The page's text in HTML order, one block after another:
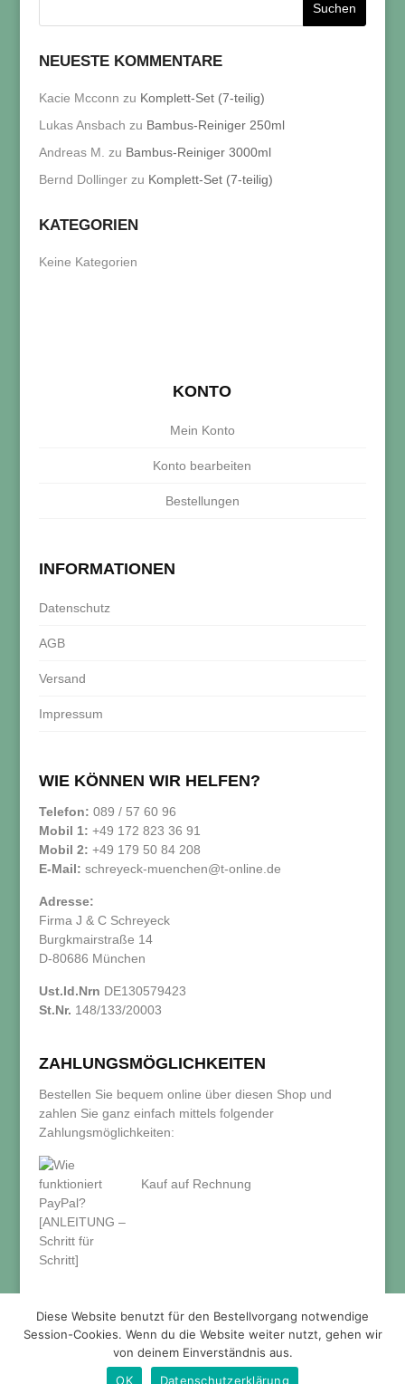
NEUESTE KOMMENTARE
Kacie Mcconn zu Komplett-Set (7-teilig)
Lukas Ansbach zu Bambus-Reiniger 250ml
Andreas M.
zu Bambus-Reiniger 3000ml
Bernd Dollingerzu Komplett-Set (7-teilig)
KATEGORIEN
Keine Kategorien
KONTO
Mein Konto
Konto bearbeiten
Bestellungen
INFORMATIONEN
Datenschutz
AGB
Versand
Impressum
WIE KÖNNEN WIR HELFEN?
Telefon: 089 / 57 60 96
Mobil 1: +49 172 823 36 91
Mobil 2: +49 179 50 84 208
E-Mail: schreyeck-muenchen@t-online.de
Adresse:
Firma J & C Schreyeck
Burgkmairstraße 14
D-80686 München
Ust.Id.Nrn DE130579423
St.Nr. 148/133/20003
ZAHLUNGSMÖGLICHKEITEN
Bestellen Sie bequem online über diesen Shop und
zahlen Sie ganz einfach mittels folgender
Zahlungsmöglichkeiten:
Kauf auf Rechnung
Diese Website benutzt für den Bestellvorgang notwendige
Session-Cookies. Wenn du die Website weiter nutzt, gehen wir
von deinem Einverständnis aus.
OK
Datenschutzerklärung